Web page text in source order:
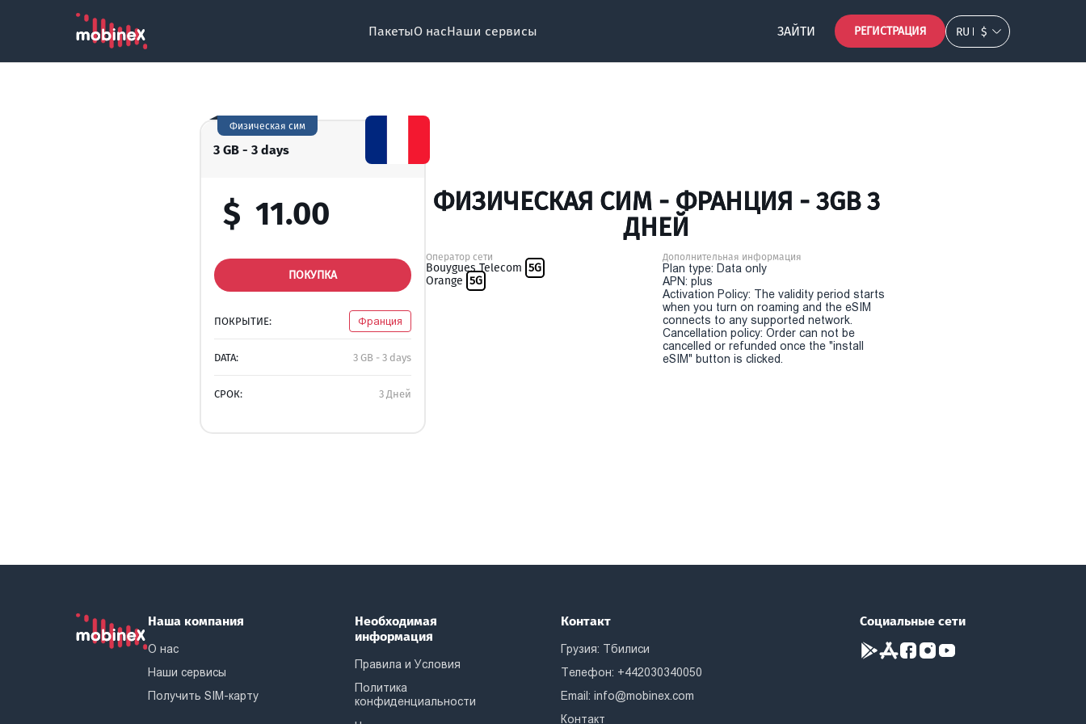
ПакетыО насНаши сервисы ЗАЙТИ РЕГИСТРАЦИЯ RU $
3 GB - 3 days
Физическая сим
$ 11.00
ПОКУПКА
ПОКРЫТИЕ: Франция
DATA: 3 GB - 3 days
СРОК: 3 Дней
ФИЗИЧЕСКАЯ СИМ - ФРАНЦИЯ - 3GB 3
ДНЕЙ
Оператор сети
Bouygues Telecom 5G
Orange 5G
Дополнительная информация
Plan type: Data only
APN: plus
Activation Policy: The validity period starts
when you turn on roaming and the eSIM
connects to any supported network.
Cancellation policy: Order can not be
cancelled or refunded once the "install
eSIM" button is clicked.
Наша компания
О нас
Наши сервисы
Получить SIM-карту
Необходимая
информация
Правила и Условия
Политика
конфиденциальности
Контакт
Грузия: Тбилиси
Телефон: +442030340050
Email:info@mobinex.com
Контакт
Социальные сети